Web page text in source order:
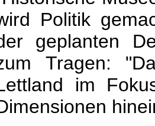
Politik
geplanten
Tragen:
im